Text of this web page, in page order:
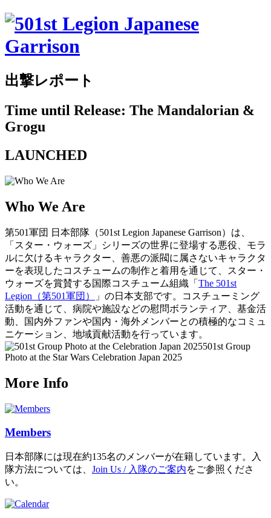
出撃レポート
Time until Release: The Mandalorian &
Grogu
LAUNCHED
Who We Are
第501軍団 日本部隊（501st Legion Japanese Garrison）は、
「スター・ウォーズ」シリーズの世界に登場する悪役、モラ
ルに欠けるキャラクター、善悪の派閥に属さないキャラクタ
ーを表現したコスチュームの制作と着用を通じて、スター・
ウォーズを賞賛する国際コスチューム組織「 The 501st
Legion（第501軍団）
」の日本支部です。コスチューミング
活動を通じて、病院や施設などの慰問ボランティア、基金活
動、国内外ファンや国内・海外メンバーとの積極的なコミュ
ニケーション、地域貢献活動を行っています。
501st Group
Photo at the Star Wars Celebration Japan 2025
More Info
Members
日本部隊には現在約135名のメンバーが在籍しています。入
隊方法については、 Join Us / 入隊のご案内をご参照くださ
い。